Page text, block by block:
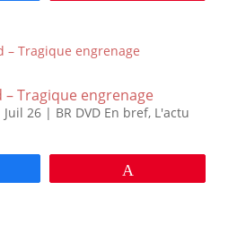
Tragique engrenage
Juil 26| BR DVD En bref, L'actu